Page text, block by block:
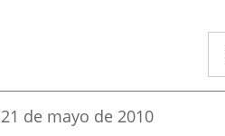
Fecha
21 de mayo de 2010